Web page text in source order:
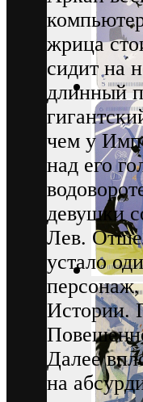
жрица
сидит на
длинный
чем у
над его
девушки
Лев.
устало
Истории.
Далее
на